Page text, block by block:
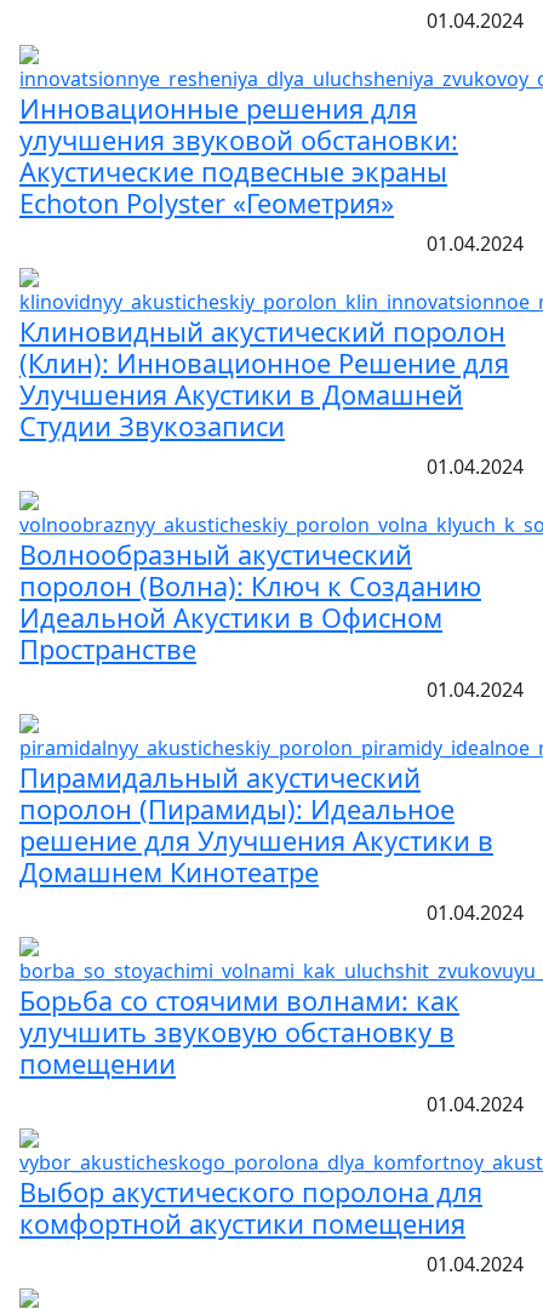
01.04.2024
Инновационные решения для
улучшения звуковой обстановки:
Акустические подвесные экраны
Echoton Polyster «Геометрия»
01.04.2024
Клиновидный акустический поролон
(Клин): Инновационное Решение для
Улучшения Акустики в Домашней
Студии Звукозаписи
01.04.2024
Волнообразный акустический
поролон (Волна): Ключ к Созданию
Идеальной Акустики в Офисном
Пространстве
01.04.2024
Пирамидальный акустический
поролон (Пирамиды): Идеальное
решение для Улучшения Акустики в
Домашнем Кинотеатре
01.04.2024
Борьба со стоячими волнами: как
улучшить звуковую обстановку в
помещении
01.04.2024
Выбор акустического поролона для
комфортной акустики помещения
01.04.2024